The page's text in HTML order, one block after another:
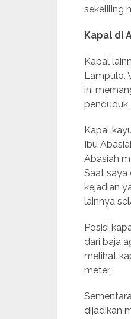
sekeliling
Kapal di
Kapal
Lampulo.
ini
Kapal
Ibu
Abasiah
Saat saya
kejadian
lainnya
Posisi
dari baja
melihat
meter.
dijadikan